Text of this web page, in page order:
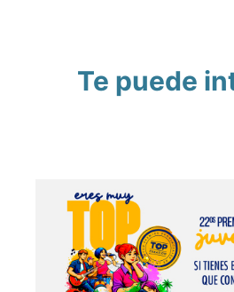
Te puede